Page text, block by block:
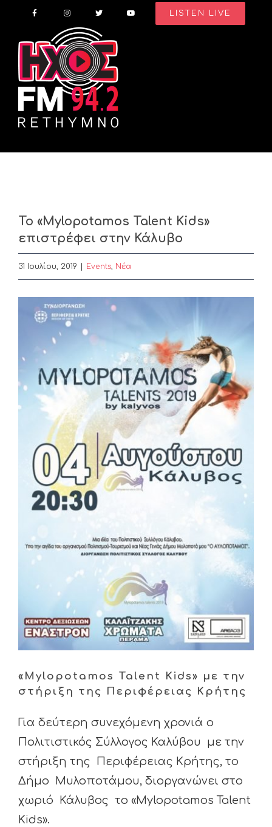
content
LISTEN LIVE
Το «Mylopotamos Talent Kids»
επιστρέφει στην Κάλυβο
31 Ιουλίου, 2019 Events, Nέα
View
Larger
«Mylopotamos Talent Kids» με την
στήριξη της Περιφέρειας Κρήτης
Για δεύτερη συνεχόμενη χρονιά ο
Πολιτιστικός Σύλλογος Καλύβου με την
στήριξη της Περιφέρειας Κρήτης, το
Δήμο Μυλοποτάμου, διοργανώνει στο
χωριό Κάλυβος το «Mylopotamos Talent
Kids».